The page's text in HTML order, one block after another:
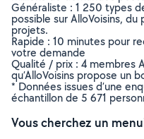
Généraliste : 1 250 types
possible sur AlloVoisins,
projets.
Rapide : 10 minutes pour
votre demande
Qualité / prix : 4 membres
qu’AlloVoisins propose un
* Données issues d’une
échantillon de 5 671
Vous cherchez un